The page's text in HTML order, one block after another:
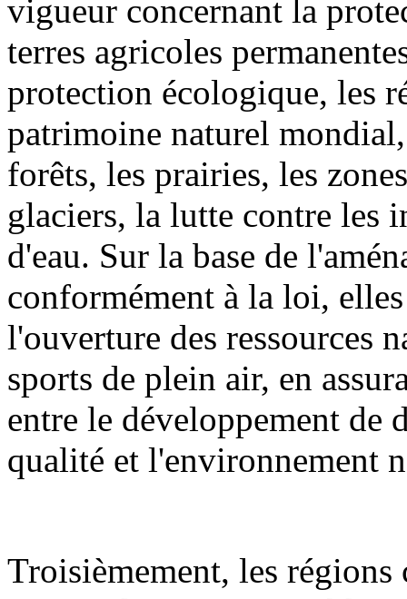
vigueur concernant la
terres agricoles
protection écologique, les
patrimoine naturel
forêts, les prairies, les
glaciers, la lutte contre les
d'eau. Sur la base de
conformément à la loi,
l'ouverture des ressources
sports de plein air, en
entre le développement de
qualité et l'environnement
Troisièmement, les régions